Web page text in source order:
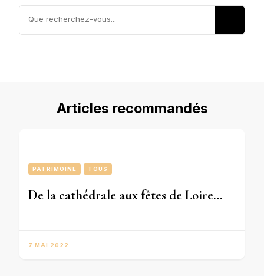
Articles recommandés
PATRIMOINE TOUS
De la cathédrale aux fêtes de Loire…
7 MAI 2022